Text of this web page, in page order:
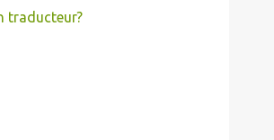
traducteur?